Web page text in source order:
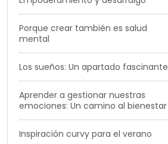
Porque crear también es salud
mental
Los sueños: Un apartado fascinante
Aprender a gestionar nuestras
emociones: Un camino al bienestar
Inspiración curvy para el verano